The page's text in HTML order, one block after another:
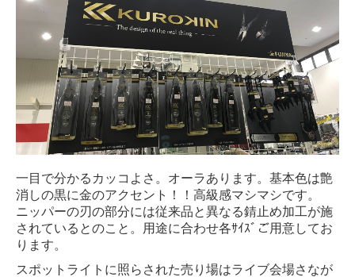
一目で分かるカッコよさ。オーラあります。基本色は艶
消しの黒に金のアクセント！！高級感マシマシです。
ニッパーの刃の部分には従来品と異なる錆止め加工が施
されているとのこと。用途に合わせ各ｻｲｽﾞご用意してお
ります。
スポットライトに照らされた売り場はライブ会場さなが